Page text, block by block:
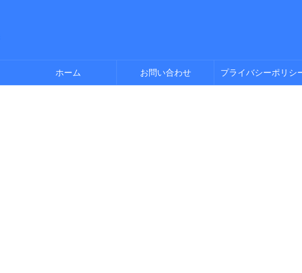
ホーム お問い合わせ プライバシーポリシ